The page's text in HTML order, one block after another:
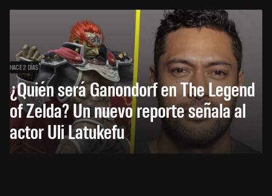
HACE 2 DÍAS
¿Quién será Ganondorf en The Legend
of Zelda? Un nuevo reporte señala al
actor Uli Latukefu